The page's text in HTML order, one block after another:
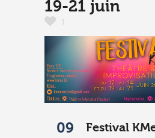
19-21 juin
1
09
Festival